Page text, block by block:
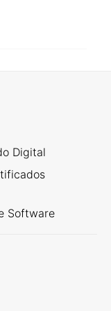
Digital
Software